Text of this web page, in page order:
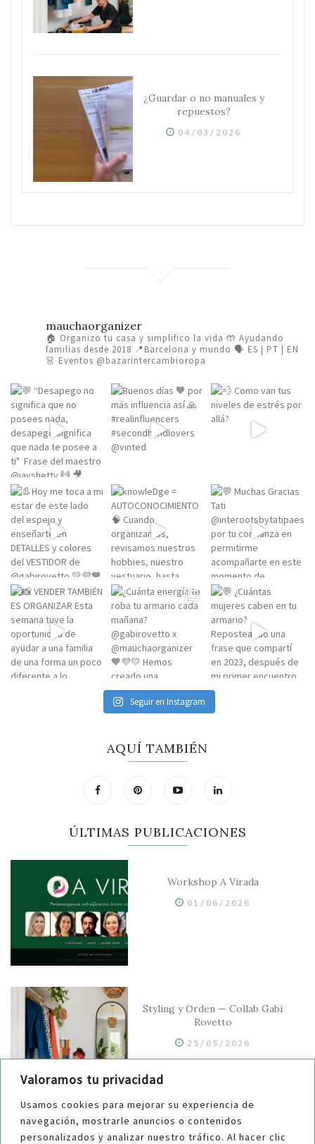
Valoramos tu privacidad
Usamos cookies para mejorar su experiencia de
navegación, mostrarle anuncios o contenidos
personalizados y analizar nuestro tráfico. Al hacer clic
¿Guardar o no manuales y
repuestos?
04/03/2026
mauchaorganizer
🏠 Organizo tu casa y simplifico la vida 🤲 Ayudando
familias desde 2018 📍Barcelona y mundo 🗣️ ES | PT | EN
👗 Eventos @bazarintercambioropa
Seguir en Instagram
AQUÍ TAMBIÉN
ÚLTIMAS PUBLICACIONES
Workshop A Virada
01/06/2026
Styling y Orden — Collab Gabi
Rovetto
25/05/2026
¿Guardar o no manuales y